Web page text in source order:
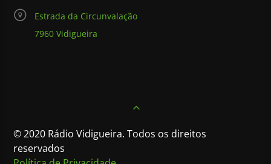
Estrada da Circunvalação
7960 Vidigueira
© 2020 Rádio Vidigueira. Todos os direitos
reservados